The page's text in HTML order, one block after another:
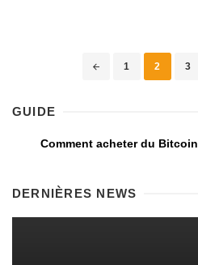
1 2 3
GUIDE
Comment acheter du Bitcoin
DERNIÈRES NEWS